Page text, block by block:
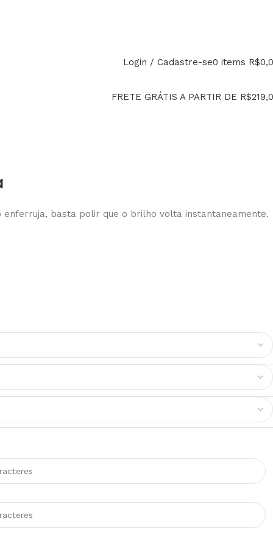
Login / Cadastre-se0 items R$
FRETE GRÁTIS A PARTIR DE
enferruja, basta polir que o brilho volta instantaneamente.